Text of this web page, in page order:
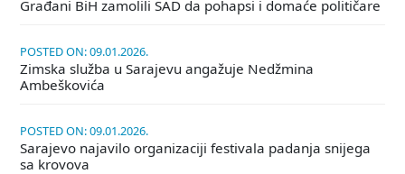
Građani BiH zamolili SAD da pohapsi i domaće političare
POSTED ON: 09.01.2026.
Zimska služba u Sarajevu angažuje Nedžmina
Ambeškovića
POSTED ON: 09.01.2026.
Sarajevo najavilo organizaciji festivala padanja snijega
sa krovova